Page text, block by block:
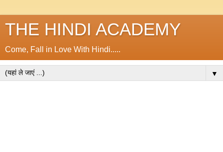
THE HINDI ACADEMY
Come, Fall in Love With Hindi.....
▼